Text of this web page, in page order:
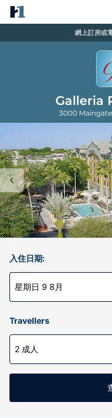
網上訂房或
Galleria
3000
入住日期:
星期日 9 8月
Travellers
2 成人